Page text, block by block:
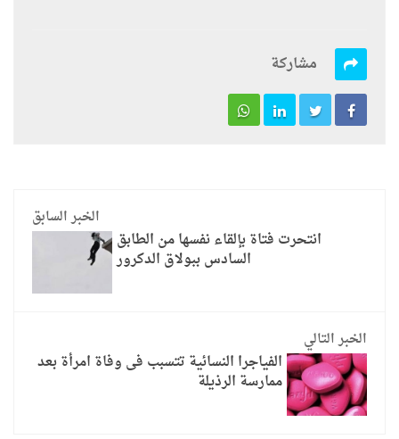
مشاركة
الخبر السابق
انتحرت فتاة بإلقاء نفسها من الطابق
السادس ببولاق الدكرور
الخبر التالي
الفياجرا النسائية تتسبب فى وفاة امرأة بعد
ممارسة الرذيلة